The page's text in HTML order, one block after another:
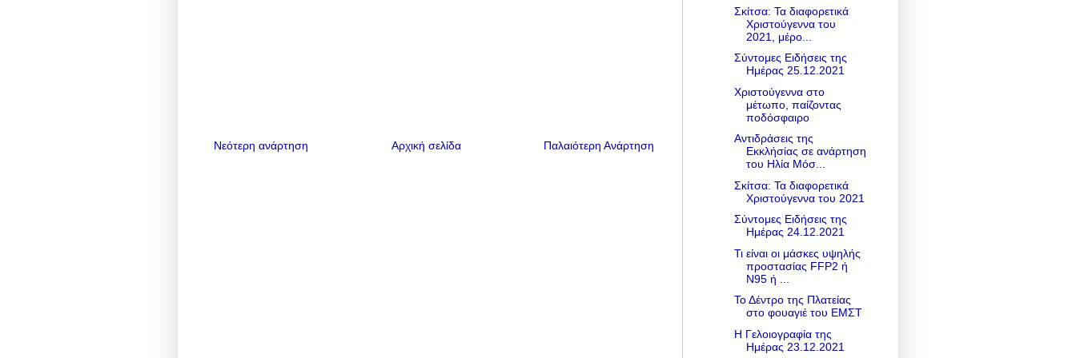
Νεότερη ανάρτηση Παλαιότερη Ανάρτηση
Αρχική σελίδα
Σκίτσα: Τα διαφορετικά
Χριστούγεννα του
2021, μέρο...
Σύντομες Ειδήσεις της
Ημέρας 25.12.2021
Χριστούγεννα στο
μέτωπο, παίζοντας
ποδόσφαιρο
Αντιδράσεις της
Εκκλήσίας σε ανάρτηση
του Ηλία Μόσ...
Σκίτσα: Τα διαφορετικά
Χριστούγεννα του 2021
Σύντομες Ειδήσεις της
Ημέρας 24.12.2021
Τι είναι οι μάσκες υψηλής
προστασίας FFP2 ή
Ν95 ή ...
Το Δέντρο της Πλατείας
στο φουαγιέ του ΕΜΣΤ
Η Γελοιογραφία της
Ημέρας 23.12.2021